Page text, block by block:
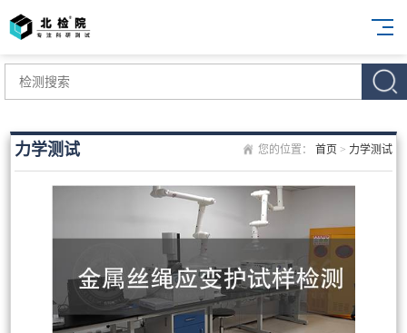
您的位置： 首页 > 力学测试
力学测试